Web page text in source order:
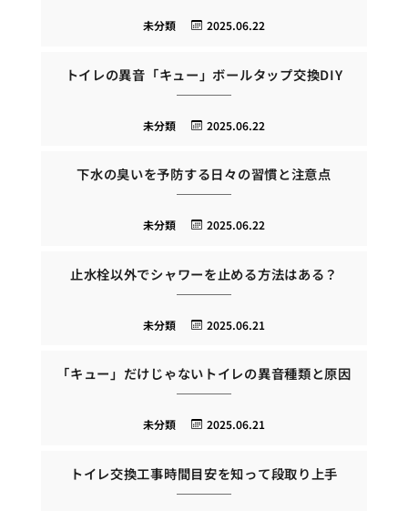
2025.06.22
未分類
トイレの異音「キュー」ボールタップ交換DIY
2025.06.22
未分類
下水の臭いを予防する日々の習慣と注意点
2025.06.22
未分類
止水栓以外でシャワーを止める方法はある？
2025.06.21
未分類
「キュー」だけじゃないトイレの異音種類と原因
2025.06.21
未分類
トイレ交換工事時間目安を知って段取り上手